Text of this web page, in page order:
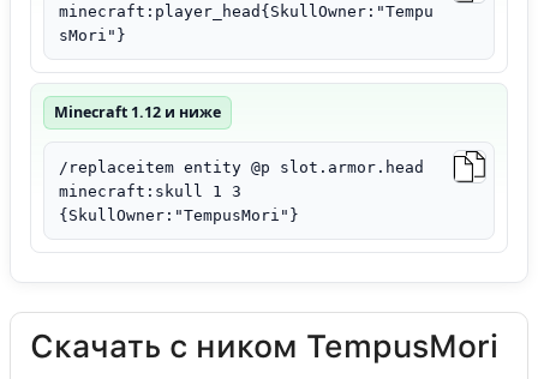
minecraft:player_head{SkullOwner:"Tempu
sMori"}
Minecraft 1.12 и ниже
/replaceitem entity @p slot.armor.head
minecraft:skull 1 3
{SkullOwner:"TempusMori"}
Скачать с ником TempusMori